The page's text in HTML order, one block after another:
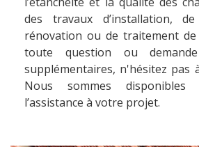
des travaux d’installation,
rénovation ou de traitement
toute question ou
supplémentaires, n'hésitez pas
Nous sommes
l’assistance à votre projet.